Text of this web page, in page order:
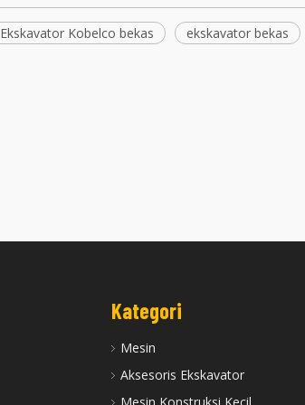
Ekskavator Kobelco bekas ekskavator bekas
Kategori
Mesin
Aksesoris Ekskavator